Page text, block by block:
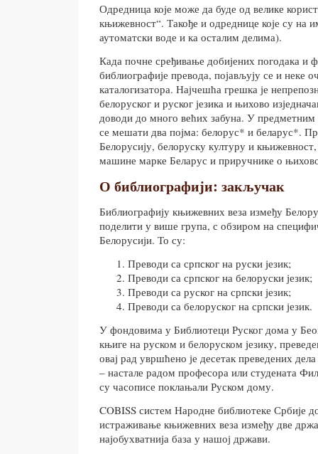
Одредница које може да буде од велике
књижевност“. Такође и одреднице које су на
аутоматски воде и ка осталим делима).
Када почне сређивање добијених погодака и
библиографије превода, појављују се и неке
каталогизатора. Најчешћа грешка је
белоруског и руског језика и њихово
доводи до много већих забуна. У
се мешати два појма: белорус* и беларус*.
Белорусију, белоруску културу и
машине марке Беларус и приручнике о
О библиографији: закључак
Библиографију књижевних веза између
поделити у више група, с обзиром на
Белорусији. То су:
Преводи са српског на руски језик;
Преводи са српског на белоруски језик;
Преводи са руског на српски језик;
Преводи са белоруског на српски језик.
У фондовима у Библиотеци Руског дома у
књиге на руском и белоруском језику,
овај рад увршћено је десетак преведених
– настале радом професора или студената
су часописе поклањали Руском дому.
COBISS систем Народне библиотеке Србије
истраживање књижевних веза између две
најобухватнија база у нашој држави.